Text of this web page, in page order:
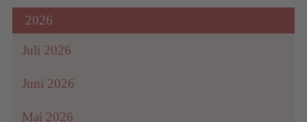
2026
Juli 2026
Juni 2026
Mai 2026